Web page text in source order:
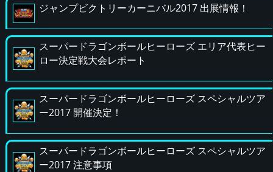
ジャンプビクトリーカーニバル2017 出展情報！
スーパードラゴンボールヒーローズ エリア代表ヒー
ロー決定戦大会レポート
スーパードラゴンボールヒーローズ スペシャルツア
ー2017 開催決定！
スーパードラゴンボールヒーローズ スペシャルツア
ー2017 注意事項